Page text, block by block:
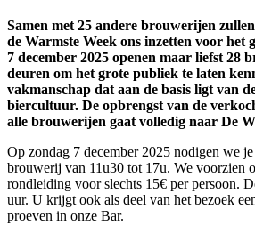
Samen met 25 andere brouwerijen
de Warmste Week ons inzetten voor het
7 december 2025 openen maar liefst 28
deuren om het grote publiek te laten
vakmanschap dat aan de basis ligt van
biercultuur. De opbrengst van de
alle brouwerijen gaat volledig naar De
Op zondag 7 december 2025 nodigen we
brouwerij van 11u30 tot 17u. We voorzien
rondleiding voor slechts 15€ per persoon.
uur. U krijgt ook als deel van het bezoek
proeven in onze Bar.